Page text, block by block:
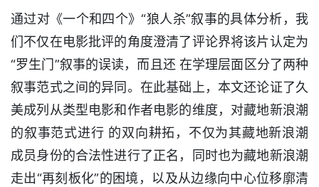
通过对《一个和四个》“狼人杀”叙事的具体分析，我
们不仅在电影批评的角度澄清了评论界将该片认定为
“罗生门”叙事的误读，而且还 在学理层面区分了两种
叙事范式之间的异同。在此基础上，本文还论证了久
美成列从类型电影和作者电影的维度，对藏地新浪潮
的叙事范式进行 的双向耕拓，不仅为其藏地新浪潮
成员身份的合法性进行了正名，同时也为藏地新浪潮
走出“再刻板化”的困境，以及从边缘向中心位移廓清